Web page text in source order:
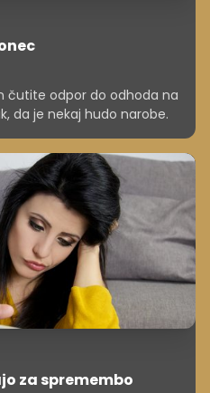
čutite odpor do odhoda na
da je nekaj hudo narobe.
za spremembo